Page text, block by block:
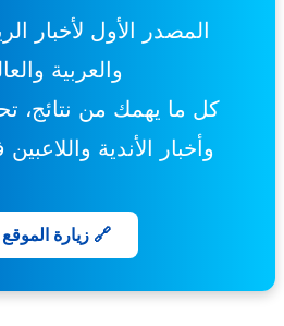
المصدر الأول لأخبار
والعربية
كل ما يهمك من نتائج،
وأخبار الأندية واللاعبين
🔗 زيارة الموقع الآن